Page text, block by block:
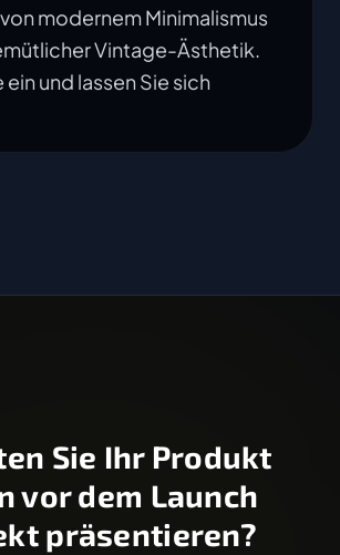
modernem Minimalismus
Vintage-Ästhetik.
ein und lassen Sie sich
Sie Ihr Produkt
vor dem Launch
präsentieren?